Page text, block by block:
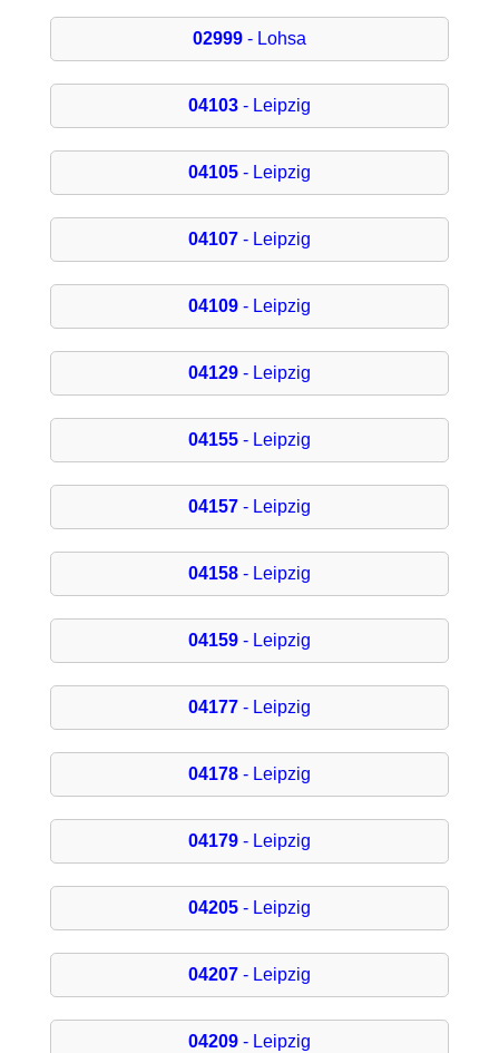
02999- Lohsa
04103- Leipzig
04105- Leipzig
04107- Leipzig
04109- Leipzig
04129- Leipzig
04155- Leipzig
04157- Leipzig
04158- Leipzig
04159- Leipzig
04177- Leipzig
04178- Leipzig
04179- Leipzig
04205- Leipzig
04207- Leipzig
04209- Leipzig